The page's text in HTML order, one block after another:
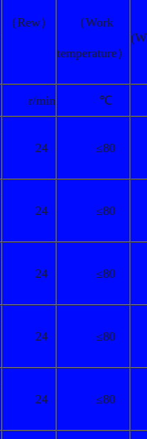
（Rew） （Work
temperature）
r/min ℃
24 ≤80
24 ≤80
24 ≤80
24 ≤80
24 ≤80